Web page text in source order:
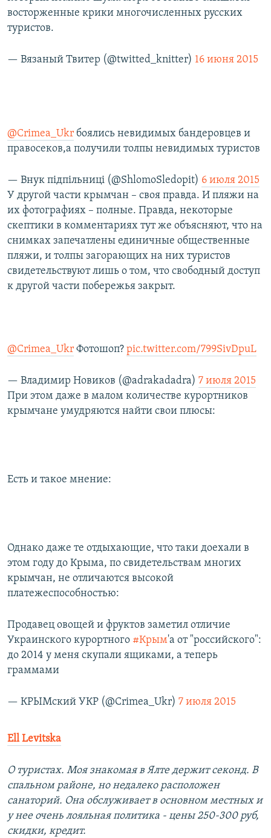
восторженные крики многочисленных русских
туристов.
— Вязаный Твитер (@twitted_knitter) 16 июня 2015
@Crimea_Ukr боялись невидимых бандеровцев и
правосеков,а получили толпы невидимых туристов
— Внук підпільниці (@ShlomoSledopit) 6 июля 2015
У другой части крымчан – своя правда. И пляжи на
их фотографиях – полные. Правда, некоторые
скептики в комментариях тут же объясняют, что на
снимках запечатлены единичные общественные
пляжи, и толпы загорающих на них туристов
свидетельствуют лишь о том, что свободный доступ
к другой части побережья закрыт.
@Crimea_Ukr Фотошоп? pic.twitter.com/799SivDpuL
— Владимир Новиков (@adrakadadra) 7 июля 2015
При этом даже в малом количестве курортников
крымчане умудряются найти свои плюсы:
Есть и такое мнение:
Однако даже те отдыхающие, что таки доехали в
этом году до Крыма, по свидетельствам многих
крымчан, не отличаются высокой
платежеспособностью:
Продавец овощей и фруктов заметил отличие
Украинского курортного #Крым'а от "российского":
до 2014 у меня скупали ящиками, а теперь
граммами
— КРЫМский УКР (@Crimea_Ukr) 7 июля 2015
Ell Levitska
О туристах. Моя знакомая в Ялте держит секонд. В
спальном районе, но недалеко расположен
санаторий. Она обслуживает в основном местных и
у нее очень лояльная политика - цены 250-300 руб,
скидки, кредит.